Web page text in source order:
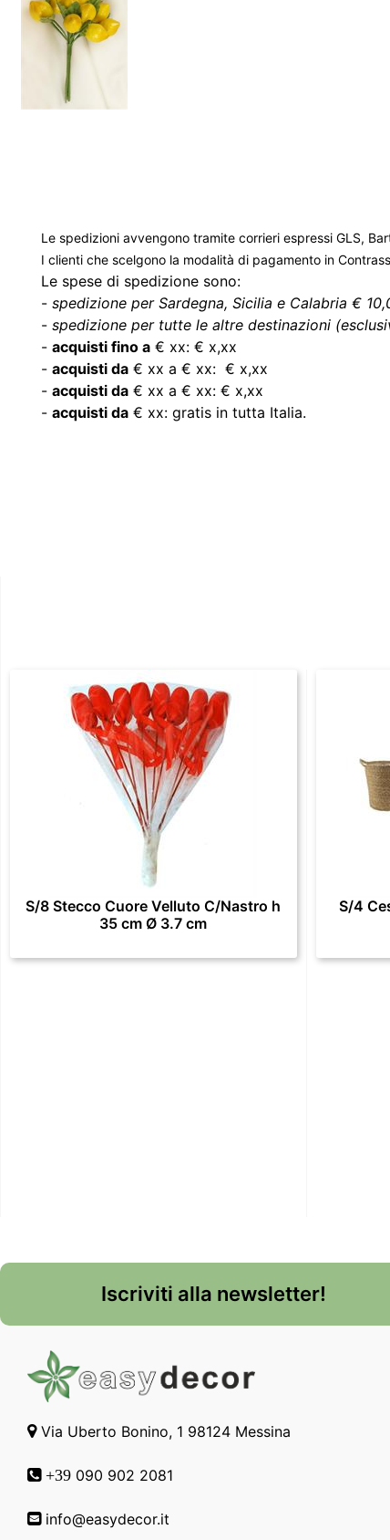
Le spedizioni avvengono tramite corrieri espressi GLS,
I clienti che scelgono la modalità di pagamento in
Le spese di spedizione sono:
- spedizione per Sardegna, Sicilia e Calabria €
- spedizione per tutte le altre destinazioni
- acquisti fino a € xx: € x,xx
- acquisti da € xx a € xx: € x,xx
- acquisti da € xx a € xx: € x,xx
- acquisti da € xx: gratis in tutta Italia.
S/8 Stecco Cuore Velluto C/Nastro h
35 cm Ø 3.7 cm
S/4
Iscriviti alla newsletter!
Via Uberto Bonino, 1 98124 Messina
+39 090 902 2081
info@easydecor.it